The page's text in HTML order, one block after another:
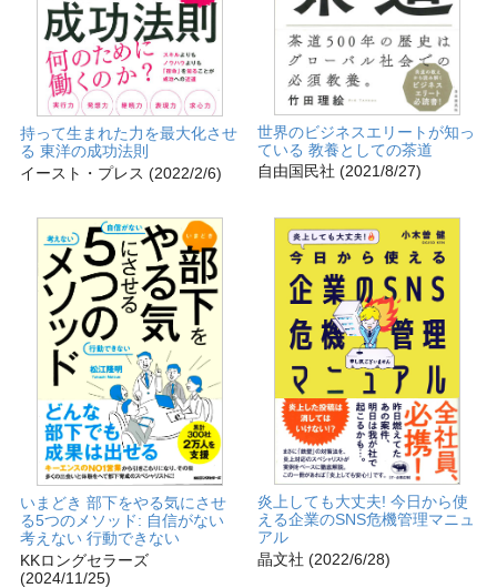
持って生まれた力を最大化させ
る 東洋の成功法則
イースト・プレス (2022/2/6)
世界のビジネスエリートが知っ
ている 教養としての茶道
自由国民社 (2021/8/27)
いまどき 部下をやる気にさせ
る5つのメソッド: 自信がない
考えない 行動できない
KKロングセラーズ
(2024/11/25)
炎上しても大丈夫! 今日から使
える企業のSNS危機管理マニュ
アル
晶文社 (2022/6/28)